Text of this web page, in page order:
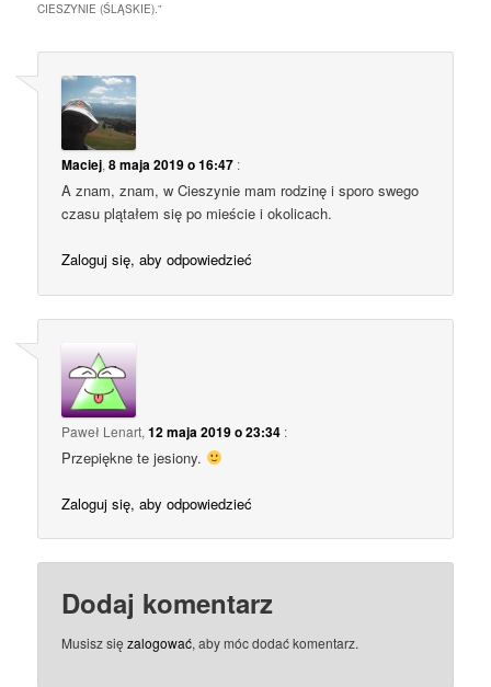
CIESZYNIE (ŚLĄSKIE).”
Maciej,8 maja 2019 o 16:47 :
A znam, znam, w Cieszynie mam rodzinę i sporo swego
czasu plątałem się po mieście i okolicach.
Zaloguj się, aby odpowiedzieć
Paweł Lenart,12 maja 2019 o 23:34 :
Przepiękne te jesiony.
Zaloguj się, aby odpowiedzieć
Dodaj komentarz
Musisz sięzalogować, aby móc dodać komentarz.